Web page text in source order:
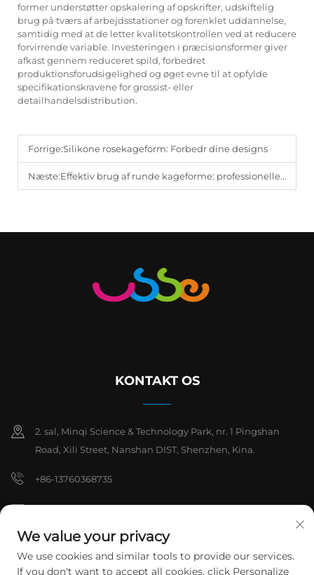
former understøtter opskalering af opskrifter, udskiftelig
brug på tværs af arbejdsstationer og forenklet uddannelse,
samtidig med at de letter kvalitetskontrollen ved at reducere
forvirrende variable. Investeringen i præcisionsformer giver
afkast gennem reduceret spild, forbedret
produktionsforudsigelighed og øget evne til at opfylde
specifikationskravene for grossist- eller
detailhandelsdistribution.
Forrige:Silikone rosekageform: Forbedr dine designs
Næste:Effektiv brug af runde kageforme: professionelle tips
KONTAKT OS
2. sal, Minqi Science & Technology Park, nr. 1 Pingshan
Road, Xili Street, Nanshan DIST, Shenzhen, Kina.
+86-13760368735
Copyright © 2026 Shenzhen Hanchuan Industrial Co., Ltd. Alle
rettigheder forbeholdes. Privatlivspolitik
We value your privacy
We use cookies and similar tools to provide our services.
If you don't want to accept all cookies, click Personalize